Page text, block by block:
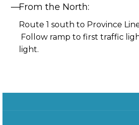
From the North:
Route 1 south to Province
Follow ramp to first traffic
light.